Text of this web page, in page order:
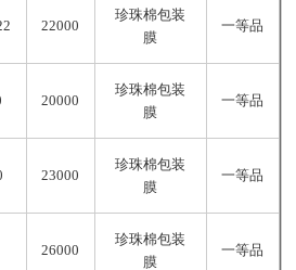
22000
珍珠棉包装
膜
一等品
20000
珍珠棉包装
膜
一等品
23000
珍珠棉包装
膜
一等品
26000
珍珠棉包装
膜
一等品